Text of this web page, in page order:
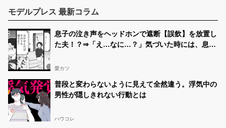
モデルプレス 最新コラム
息子の泣き声をヘッドホンで遮断【誤飲】を放置し
た夫！？⇒「え…なに…？」気づいた時には、息子
愛カツ
普段と変わらないように見えて全然違う。浮気中の
男性が隠しきれない行動とは
ハウコレ